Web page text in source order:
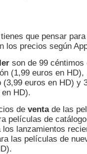
que pensar
los precios según
son de 99 céntimos
(1,99 euros en
(3,99 euros en HD) y
HD).
de ventade las
películas de
lanzamientos
las películas de